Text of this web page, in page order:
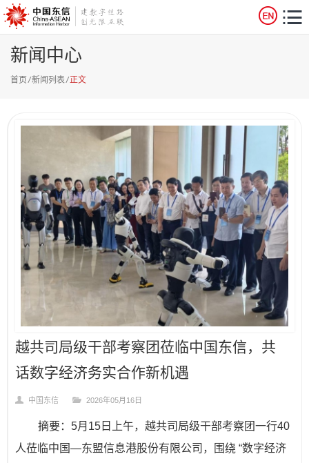
新闻中心
首页 /新闻列表/正文
越共司局级干部考察团莅临中国东信，共
话数字经济务实合作新机遇
中国东信 2026年05月16日
摘要：5月15日上午，越共司局级干部考察团一行40
人莅临中国—东盟信息港股份有限公司，围绕 “数字经济